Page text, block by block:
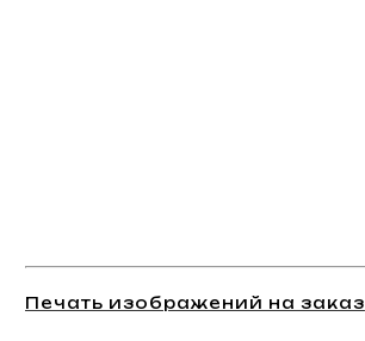
Печать изображений на заказ